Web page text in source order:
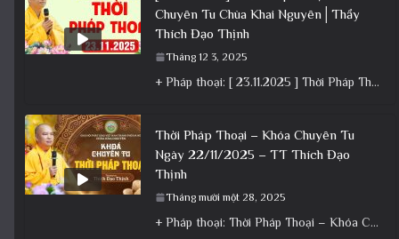
Chuyên Tu Chùa Khai Nguyên│Thầy
Thích Đạo Thịnh
Tháng 12 3, 2025
+ Pháp thoại: [ 23.11.2025 ] Thời Pháp Thoại – Khóa Chuyên Tu Chùa Khai Nguyên│Thầy Thích Đạo Thịnh +
Thời Pháp Thoại – Khóa Chuyên Tu
Ngày 22/11/2025 – TT Thích Đạo
Thịnh
Tháng mười một 28, 2025
+ Pháp thoại: Thời Pháp Thoại – Khóa Chuyên Tu Ngày 22/11/2025 – TT Thích Đạo Thịnh + Album: Pháp